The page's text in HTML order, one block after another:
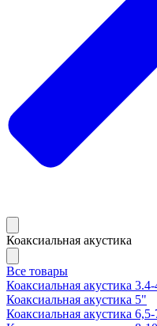
Коаксиальная акустика
Все товары
Коаксиальная акустика
Коаксиальная акустика 5"
Коаксиальная акустика